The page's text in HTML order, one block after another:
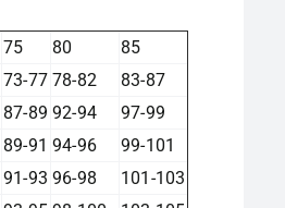
75 80
85
73-77 78-82
83-87
87-89 92-94
97-99
89-91 94-96
99-101
91-93 96-98
101-103